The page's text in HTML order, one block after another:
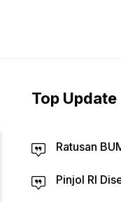
Top Update
Ratusan
Pinjol RI